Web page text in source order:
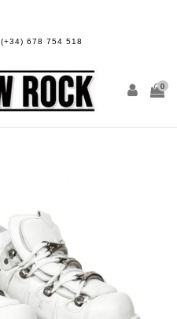
(+34) 678 754 518
0